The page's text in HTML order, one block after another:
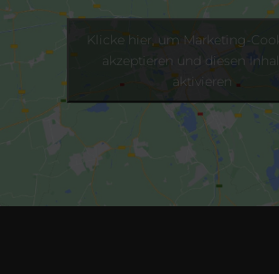
Klicke hier, um Marketing-
akzeptieren und diesen
aktivieren